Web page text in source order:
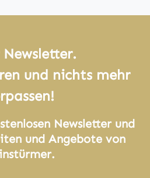
Newsletter.
und nichts mehr
Newsletter und
und Angebote von